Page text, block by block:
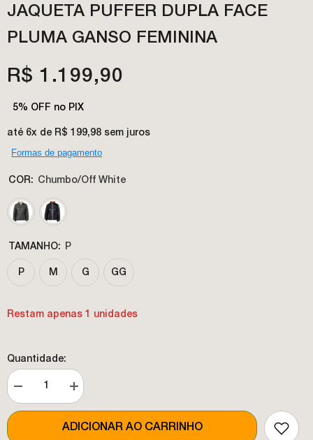
JAQUETA PUFFER DUPLA FACE
PLUMA GANSO FEMININA
R$ 1.199,90
5% OFF no PIX
até 6x de R$ 199,98 sem juros
Formas de pagamento
COR: Chumbo/Off White
TAMANHO: P
P M G GG
Restam apenas 1 unidades
Quantidade:
Diminuir
a
quantidade
Aumentar
a
quantidade
de
JAQUETA
ADICIONAR AO CARRINHO